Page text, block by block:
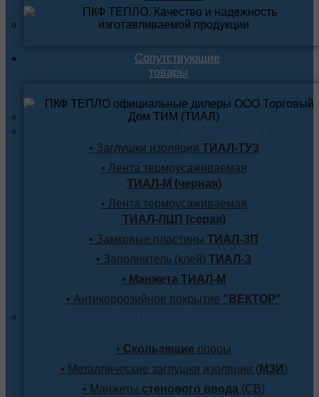
Сопутствующие
товары
• Заглушки изоляции ТИАЛ-ТУЗ
• Лента термоусаживаемая
ТИАЛ-М (черная)
• Лента термоусаживаемая
ТИАЛ-ЛЦП (серая)
• Замковые пластины ТИАЛ-ЗП
• Заполнитель (клей) ТИАЛ-З
• Манжета ТИАЛ-М
• Антикоррозийное покрытие "ВЕКТОР"
• Скользящие опоры
• Металлические заглушки изоляции (МЗИ )
• Манжеты стенового ввода (СВ)